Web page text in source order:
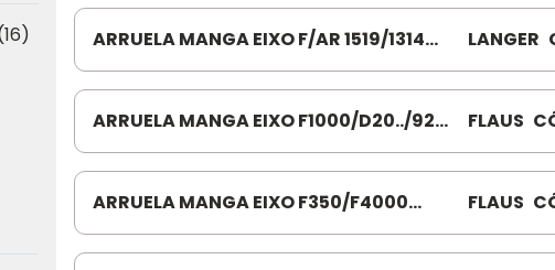
ARRUELA MANGA EIXO F/AR 1519/1314
LA32
LANGER
ARRUELA MANGA EIXO F1000/D20../92
702087
FLAUS
ARRUELA MANGA EIXO F350/F4000
702088 702088
FLAUS